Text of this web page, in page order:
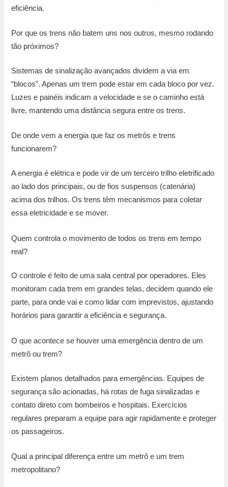
eficiência.
Por que os trens não batem uns nos outros, mesmo rodando
tão próximos?
Sistemas de sinalização avançados dividem a via em
“blocos”. Apenas um trem pode estar em cada bloco por vez.
Luzes e painéis indicam a velocidade e se o caminho está
livre, mantendo uma distância segura entre os trens.
De onde vem a energia que faz os metrôs e trens
funcionarem?
A energia é elétrica e pode vir de um terceiro trilho eletrificado
ao lado dos principais, ou de fios suspensos (catenária)
acima dos trilhos. Os trens têm mecanismos para coletar
essa eletricidade e se mover.
Quem controla o movimento de todos os trens em tempo
real?
O controle é feito de uma sala central por operadores. Eles
monitoram cada trem em grandes telas, decidem quando ele
parte, para onde vai e como lidar com imprevistos, ajustando
horários para garantir a eficiência e segurança.
O que acontece se houver uma emergência dentro de um
metrô ou trem?
Existem planos detalhados para emergências. Equipes de
segurança são acionadas, há rotas de fuga sinalizadas e
contato direto com bombeiros e hospitais. Exercícios
regulares preparam a equipe para agir rapidamente e proteger
os passageiros.
Qual a principal diferença entre um metrô e um trem
metropolitano?